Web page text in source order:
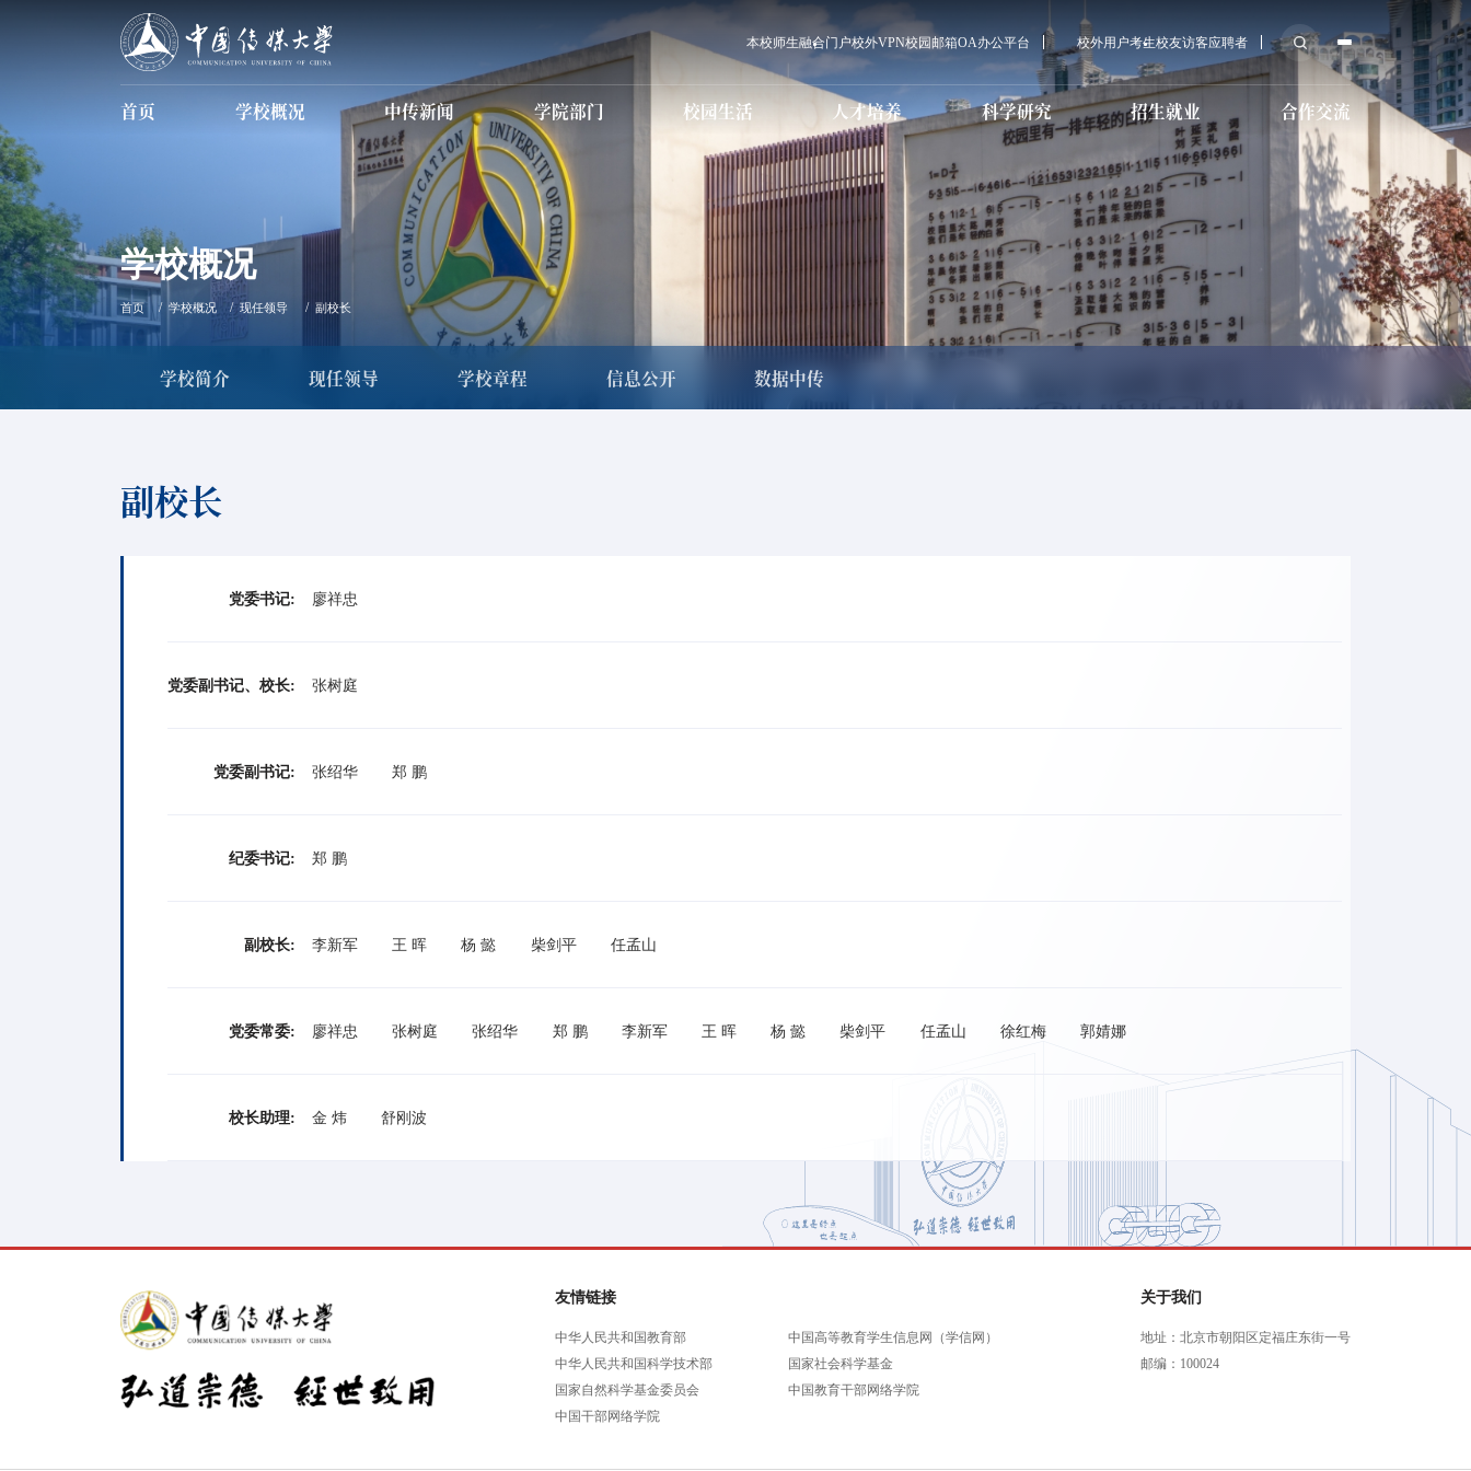
本校师生融合门户校外VPN校园邮箱OA办公平台 校外用户考生校友访客应聘者
首页 学校概况
现任领导
信息公开
数据中传
中传新闻 学院部门
党群职能部门 行政职能部门
直（附）属单位
教学科研单位
校园生活
信息化服务 设备仪器场馆预约
后勤服务
电话黄页
校历
图书馆
人才培养
研究生教育
师资队伍
国际传媒教育
高等职业技术教育
白杨课堂
科学研究
科研学术简介 学术委员会
科研机构
学术期刊
科学研究处 科研学术
招生就业
本科招生 研究生招生 培训教育招生
学历继续教育招生
国际传媒教育学院招
国际预科招生
国际学生招生 MBA招生
MPA招生
职业教育国际（预
就业创业指导服务
合作交流
国际交流 国内合作
传媒大学教育基金会
教育服务中心
学校概况
首页 学校概况 现任领导 副校长
学校简介 现任领导 学校章程 信息公开 数据中传
副校长
党委书记: 廖祥忠
党委副书记、校长: 张树庭
党委副书记: 张绍华 郑 鹏
纪委书记: 郑 鹏
副校长: 李新军 王 晖 杨 懿 柴剑平 任孟山
党委常委: 廖祥忠 张树庭 张绍华 郑 鹏 李新军 王 晖 杨 懿 柴剑平 任孟山 徐红梅 郭婧娜
校长助理: ​金 炜 舒刚波
友情链接
中华人民共和国教育部
中国高等教育学生信息网（学信网）
中华人民共和国科学技术部
国家社会科学基金
国家自然科学基金委员会
中国教育干部网络学院
中国干部网络学院
关于我们
地址：北京市朝阳区定福庄东街一号
邮编：100024